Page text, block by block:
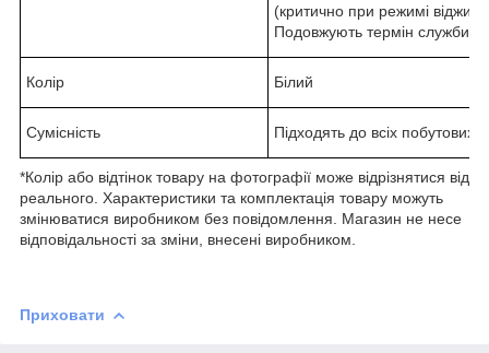
(критично при режимі
Подовжують термін служби,
Колір Білий
Сумісність Підходять до всіх побутових
*Колір або відтінок товару на фотографії може відрізнятися від
реального. Характеристики та комплектація товару можуть
змінюватися виробником без повідомлення. Магазин не несе
відповідальності за зміни, внесені виробником.
Приховати